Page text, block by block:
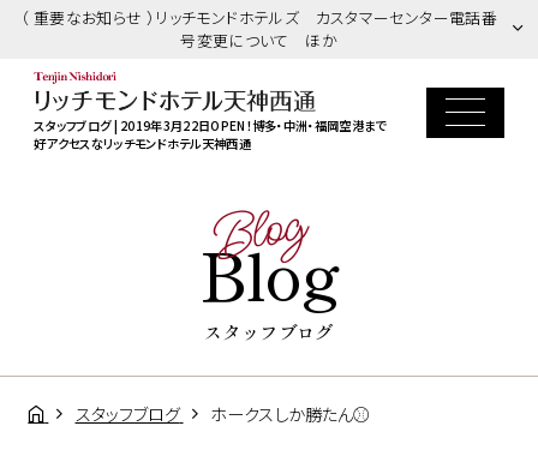
（ 重要なお知らせ ）リッチモンドホテルズ カスタマーセンター電話番
号変更について ほか
スタッフブログ | 2019年3月22日OPEN！博多・中洲・福岡空港まで
好アクセスなリッチモンドホテル天神西通
Blog
Blog
スタッフブログ
スタッフブログ ホークスしか勝たん⚾